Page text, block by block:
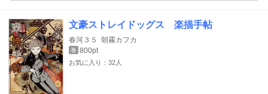
文豪ストレイドッグス 楽描手帖
春河３５ 朝霧カフカ
巻 800pt
お気に入り：32人